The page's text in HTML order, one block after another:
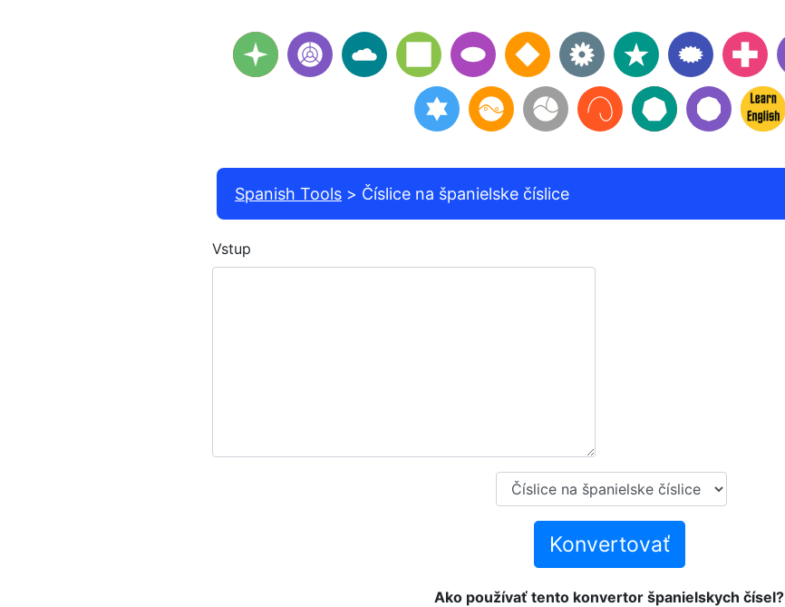
Spanish Tools Číslice na španielske číslice
Vstup
Konvertovať
Ako používať tento konvertor španielskych čísel?